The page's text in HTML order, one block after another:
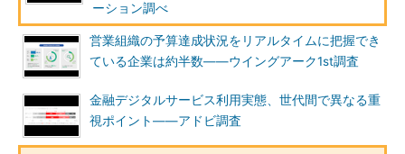
ーション調べ
営業組織の予算達成状況をリアルタイムに把握でき
ている企業は約半数――ウイングアーク1st調査
金融デジタルサービス利用実態、世代間で異なる重
視ポイント――アドビ調査